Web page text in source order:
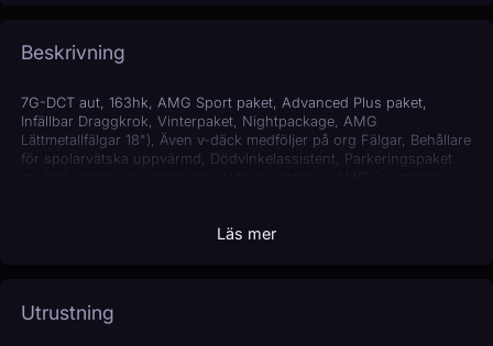
Beskrivning
7G-DCT aut, 163hk, AMG Sport paket, Advanced Plus paket,
Infällbar Draggkrok, Vinterpaket, Nightpackage, AMG
Lättmetallfälgar 18"), Även v-däck medföljer på org Fälgar, Behållare
för spolarvätska uppvärmd, Dödvinkelassistent, Parkeringspaket
elektriskt in- och utfällbara, Automatisk klimatanläggning
baklucka, Panelbelysning i 64 olika färger, KEYLESS-GO, Trådlöst
laddningssystem för mobiltelefon, DYNAMIC SELECT
Läs mer
Utrustning